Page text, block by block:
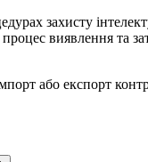
захисту
виявлення та
або експорт